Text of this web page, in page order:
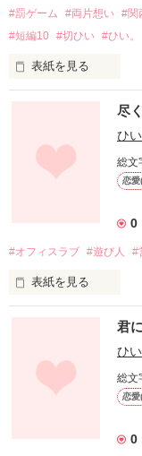
*更新終了
＊
*表紙作成…20170203
*執筆開始…20170301
*執筆終了
*表紙公開
*更新終了…20170328
未来の君のために、
( これは、失う君へ
・
*表紙作成
*執筆開始
*執筆終了
*更新終了…20160830
・
だからどうか、待っ
×
ばか正直男子
初恋に息を吹きこん
○
*表紙作成
*執筆開始
*執筆終了…20160913
*表紙公開
*更新開始
*更新終了…
友達の多い キミ と
友達の少ない 私
いくら顔が似ていても
目線の高さが同じでも
双子で生まれたはず
何もかも違う私たち
ねえ、神様、それな
『好きなヒト』は、
キミ と 私 の 好きな
#罰ゲーム #両片想い #関
#短編10 #切ひい #ひい。
表紙を見る
アホで、ボケで、
「しばいたろか」言
もう既にしばいたり
尽
ひい
総文
恋愛
0
#オフィスラブ #遊び人 #
表紙を見る
24歳、総務部所属の
あの人がつけたあだ
君
ひい
総文
恋愛
0